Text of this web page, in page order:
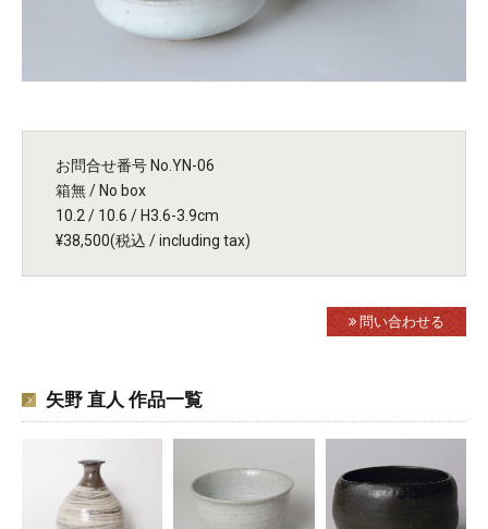
お問合せ番号 No.YN-06
箱無 / No box
10.2 / 10.6 / H3.6-3.9cm
¥38,500(税込 / including tax)
問い合わせる
矢野 直人 作品一覧